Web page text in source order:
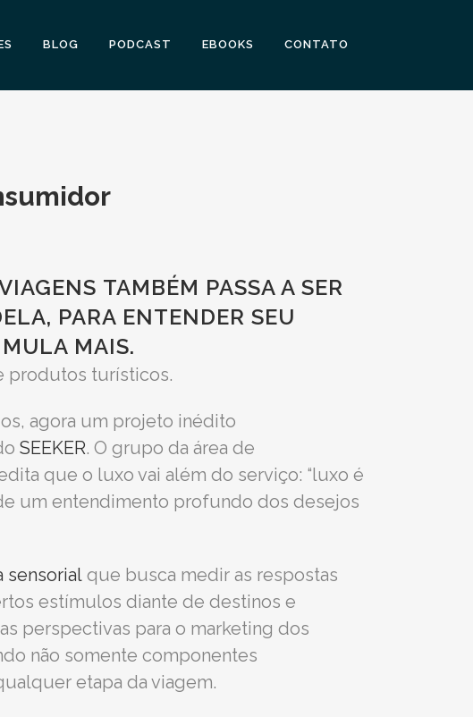
BLOG PODCAST EBOOKS CONTATO
TAMBÉM PASSA A SER
PARA ENTENDER SEU
MAIS.
produtos turísticos.
agora um projeto inédito
SEEKER. O grupo da área de
que o luxo vai além do serviço: “luxo é
um entendimento profundo dos desejos
sensorial que busca medir as respostas
estímulos diante de destinos e
perspectivas para o marketing dos
não somente componentes
etapa da viagem.